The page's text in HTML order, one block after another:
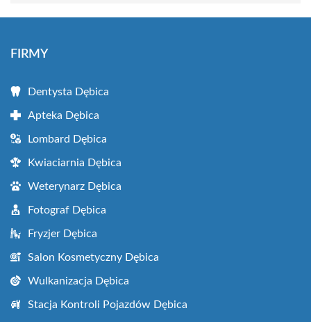
FIRMY
Dentysta Dębica
Apteka Dębica
Lombard Dębica
Kwiaciarnia Dębica
Weterynarz Dębica
Fotograf Dębica
Fryzjer Dębica
Salon Kosmetyczny Dębica
Wulkanizacja Dębica
Stacja Kontroli Pojazdów Dębica